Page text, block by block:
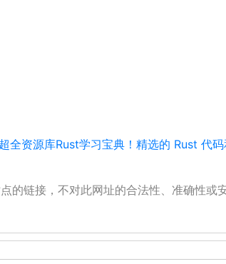
全资源库Rust学习宝典！精选的 Rust 代
链接，不对此网址的合法性、准确性或